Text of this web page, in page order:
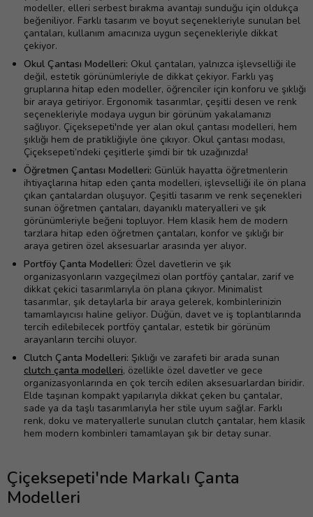
modeller, elleri serbest bırakma avantajı sunduğu için oldukça
beğeniliyor. Farklı tasarım ve boyut seçenekleriyle sunulan bel
çantaları, kullanım amacınıza uygun seçenekleriyle dikkat
çekiyor.
Okul Çantası Modelleri: Okul çantaları, yalnızca işlevselliği ile
değil, estetik görünümleriyle de dikkat çekiyor. Farklı yaş
gruplarına hitap eden modeller, öğrenciler için konforu ve şıklığı
bir araya getiriyor. Ergonomik tasarımlar, çeşitli desen ve renk
seçenekleriyle modaya uygun bir görünüm yakalamanızı
sağlıyor. Çiçeksepeti'nde yer alan okul çantası modelleri, hem
şıklığı hem de pratikliğiyle öne çıkıyor. Okul çantası modası,
Çiçeksepeti’ndeki çeşitlerle şimdi bir tık uzağınızda!
Öğretmen Çantası Modelleri: Günlük hayatta öğretmenlerin
ihtiyaçlarına hitap eden çanta modelleri, işlevselliği ile ön plana
çıkan çantalardan oluşuyor. Çeşitli tasarım ve renk seçenekleri
sunan öğretmen çantaları, dayanıklı materyalleri ve şık
görünümleriyle beğeni topluyor. Hem klasik hem de modern
tarzlara hitap eden öğretmen çantaları, konfor ve şıklığı bir
araya getiren özel aksesuarlar arasında yer alıyor.
Portföy Çanta Modelleri: Özel davetlerin ve şık
organizasyonların vazgeçilmezi olan portföy çantalar, zarif ve
dikkat çekici tasarımlarıyla ön plana çıkıyor. Minimalist
tasarımlar, şık detaylarla bir araya gelerek, kombinlerinizin
tamamlayıcısı haline geliyor. Düğün, davet ve iş toplantılarında
tercih edilebilecek portföy çantalar, estetik bir görünüm
arayanların tercihi oluyor.
Clutch Çanta Modelleri: Şıklığı ve zarafeti bir arada sunan
clutch çanta modelleri, özellikle özel davetler ve gece
organizasyonlarında en çok tercih edilen aksesuarlardan biridir.
Elde taşınan kompakt yapılarıyla dikkat çeken bu çantalar,
sade ya da taşlı tasarımlarıyla her stile uyum sağlar. Farklı
renk, doku ve materyallerle sunulan clutch çantalar, hem klasik
hem modern kombinleri tamamlayan şık bir detay sunar.
Çiçeksepeti'nde Markalı Çanta
Modelleri